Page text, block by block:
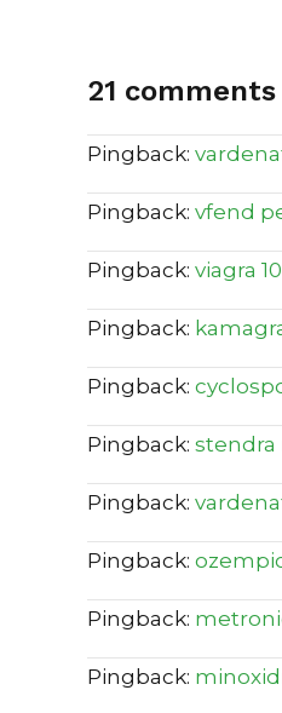
21 comments
Pingback:
Pingback: vfend
Pingback: viagra
Pingback:
Pingback:
Pingback: stendra
Pingback:
Pingback:
Pingback:
Pingback: